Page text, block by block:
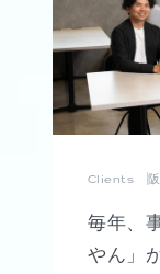
Clients
毎年、
やん」